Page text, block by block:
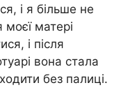
і я більше не
матері
і після
вона стала
без палиці.